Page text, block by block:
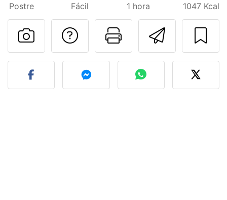
Postre Fácil 1 hora 1047 Kcal
Imprimir
Preguntar al autor
Publicar la foto de esta